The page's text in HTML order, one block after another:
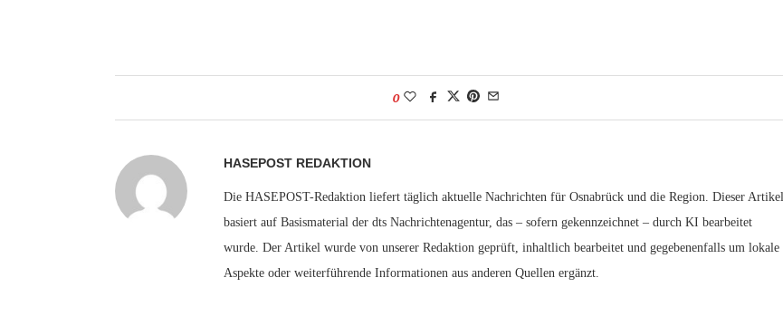
0
HASEPOST REDAKTION
Die HASEPOST-Redaktion liefert täglich aktuelle Nachrichten für Osnabrück und die Region. Dieser Artikel
basiert auf Basismaterial der dts Nachrichtenagentur, das – sofern gekennzeichnet – durch KI bearbeitet
wurde. Der Artikel wurde von unserer Redaktion geprüft, inhaltlich bearbeitet und gegebenenfalls um lokale
Aspekte oder weiterführende Informationen aus anderen Quellen ergänzt.